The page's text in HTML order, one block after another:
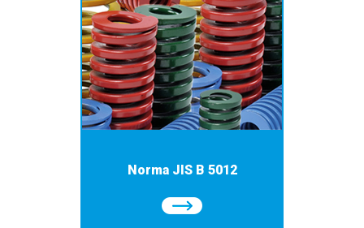
Norma JIS B 5012